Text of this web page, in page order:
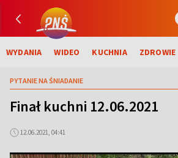
WYDANIA WIDEO KUCHNIA ZDROWIE
PYTANIE NA ŚNIADANIE
Finał kuchni 12.06.2021
12.06.2021, 04:41